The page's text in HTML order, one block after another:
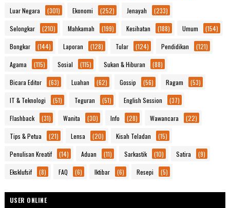
Luar Negara (301) Ekonomi (252) Jenayah (233)
Selongkar (210) Mahkamah (199) Kesihatan (188) Umum (154)
Bongkar (144) Laporan (128) Tular (124) Pendidikan (121)
Agama (115) Sosial (115) Sukan & Hiburan (88)
Bicara Editor (63) Luahan (62) Gossip (56) Ragam (53)
IT & Teknologi (51) Teguran (51) English Session (37)
Flashback (31) Wanita (30) Info (28) Wawancara (22)
Tips & Petua (21) Lensa (20) Kisah Teladan (15)
Penulisan Kreatif (14) Aduan (11) Sarkastik (10) Satira (9)
Eksklufsif (8) FAQ (6) Iktibar (6) Resepi (5)
USER ONLINE